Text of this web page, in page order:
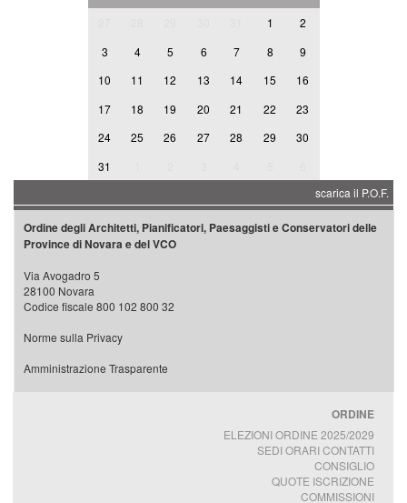
1
2
3
4 5 6 7 8
9
10
11 12 13 14 15
16
17
18 19 20 21 22
23
24
25 26 27 28 29
30
31
scarica il P.O.F.
Ordine degli Architetti, Pianificatori, Paesaggisti e Conservatori delle
Province di Novara e del VCO
Via Avogadro 5
28100 Novara
Codice fiscale 800 102 800 32
Norme sulla Privacy
Amministrazione Trasparente
ORDINE
ELEZIONI ORDINE 2025/2029
SEDI ORARI CONTATTI
CONSIGLIO
QUOTE ISCRIZIONE
COMMISSIONI